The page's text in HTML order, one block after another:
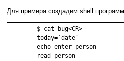
Для примера создадим shell
        $ cat bug<CR>
        today=`date`
        echo enter person
        read person